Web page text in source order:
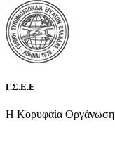
Γ.Σ.Ε.Ε
Η Κορυφαία Οργάνωση